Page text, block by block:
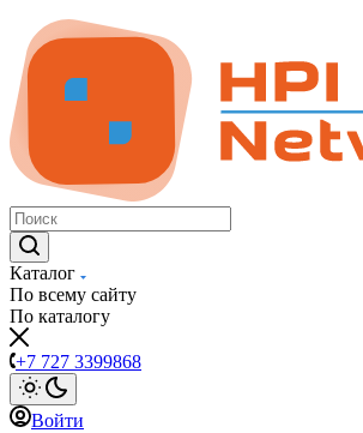
Каталог
По всему сайту
По каталогу
+7 727 3399868
Войти